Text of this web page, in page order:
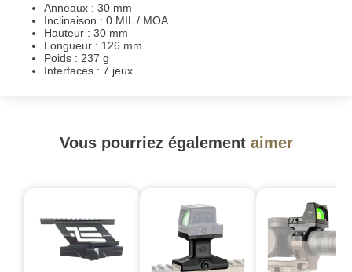
Anneaux : 30 mm
Inclinaison : 0 MIL / MOA
Hauteur : 30 mm
Longueur : 126 mm
Poids : 237 g
Interfaces : 7 jeux
Vous pourriez également aimer